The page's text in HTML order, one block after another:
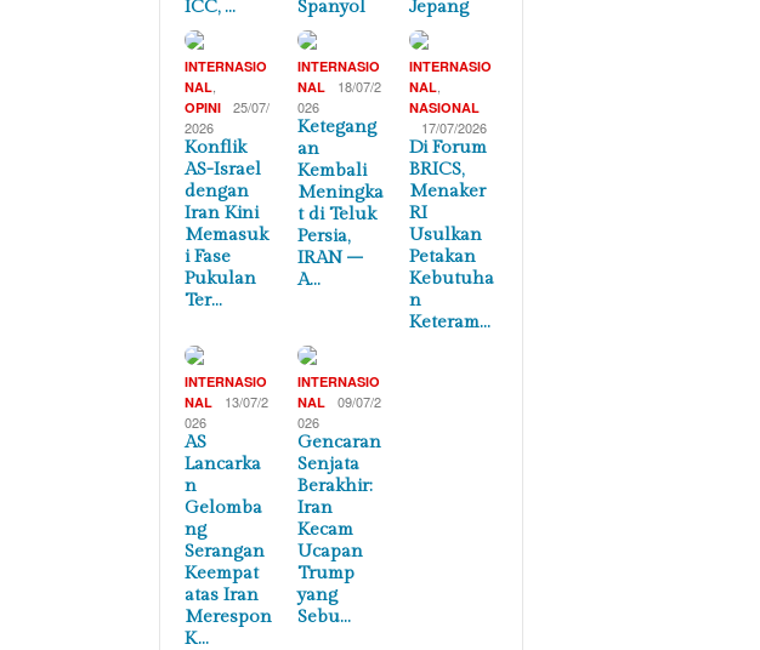
ICC, …
Spanyol
Jepang
INTERNASIO
NAL
OPINI
25/07/
2026
Konflik
AS-Israel
dengan
Iran Kini
Memasuk
i Fase
Pukulan
Ter…
INTERNASIO
NAL
18/07/2
026
Ketegang
an
Kembali
Meningka
t di Teluk
Persia,
IRAN –
A…
INTERNASIO
NAL
NASIONAL
17/07/2026
Di Forum
BRICS,
Menaker
RI
Usulkan
Petakan
Kebutuha
n
Keteram…
INTERNASIO
NAL
13/07/2
026
AS
Lancarka
n
Gelomba
ng
Serangan
Keempat
atas Iran
Merespon
K…
INTERNASIO
NAL
09/07/2
026
Gencaran
Senjata
Berakhir:
Iran
Kecam
Ucapan
Trump
yang
Sebu…